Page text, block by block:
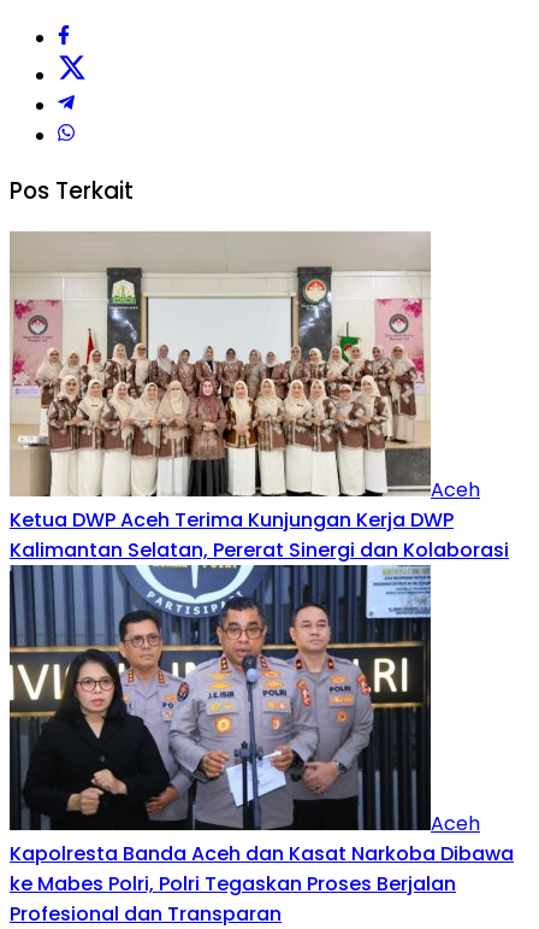
Pos Terkait
Aceh
Ketua DWP Aceh Terima Kunjungan Kerja DWP
Kalimantan Selatan, Pererat Sinergi dan Kolaborasi
Aceh
Kapolresta Banda Aceh dan Kasat Narkoba Dibawa
ke Mabes Polri, Polri Tegaskan Proses Berjalan
Profesional dan Transparan